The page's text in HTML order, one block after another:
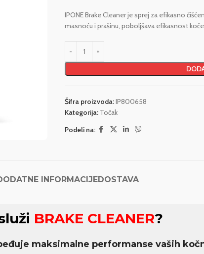
IPONE Brake Cleaner je sprej za efikasno
masnoću i prašinu, poboljšava efikasnost
Šifra proizvoda:IP800658
Kategorija: Točak
Podeli na:
INFORMACIJEDOSTAVA
BRAKE CLEANER?
maksimalne performanse vaših